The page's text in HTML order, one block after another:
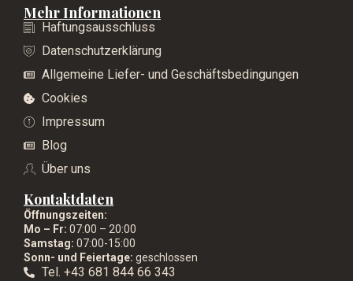
Mehr Informationen
Haftungsausschluss
Datenschutzerklärung
Allgemeine Liefer- und Geschäftsbedingungen
Cookies
Impressum
Blog
Über uns
Kontaktdaten
Öffnungszeiten:
Mo – Fr: 07:00 – 20:00
Samstag: 07:00-15:00
Sonn- und Feiertage: geschlossen
Tel. +43 681 844 66 343